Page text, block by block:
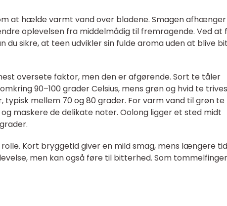
at hælde varmt vand over bladene. Smagen
oplevelsen fra middelmådig til fremragende. Ved at
sikre, at teen udvikler sin fulde aroma uden at blive
oversete faktor, men den er afgørende. Sort te tåler
90–100 grader Celsius, mens grøn og hvid te trives
mellem 70 og 80 grader. For varm vand til grøn te
maskere de delikate noter. Oolong ligger et sted midt
Kort bryggetid giver en mild smag, mens længere
men kan også føre til bitterhed. Som